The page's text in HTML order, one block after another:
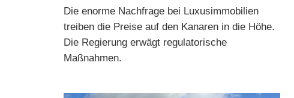
Die enorme Nachfrage bei Luxusimmobilien
treiben die Preise auf den Kanaren in die Höhe.
Die Regierung erwägt regulatorische
Maßnahmen.